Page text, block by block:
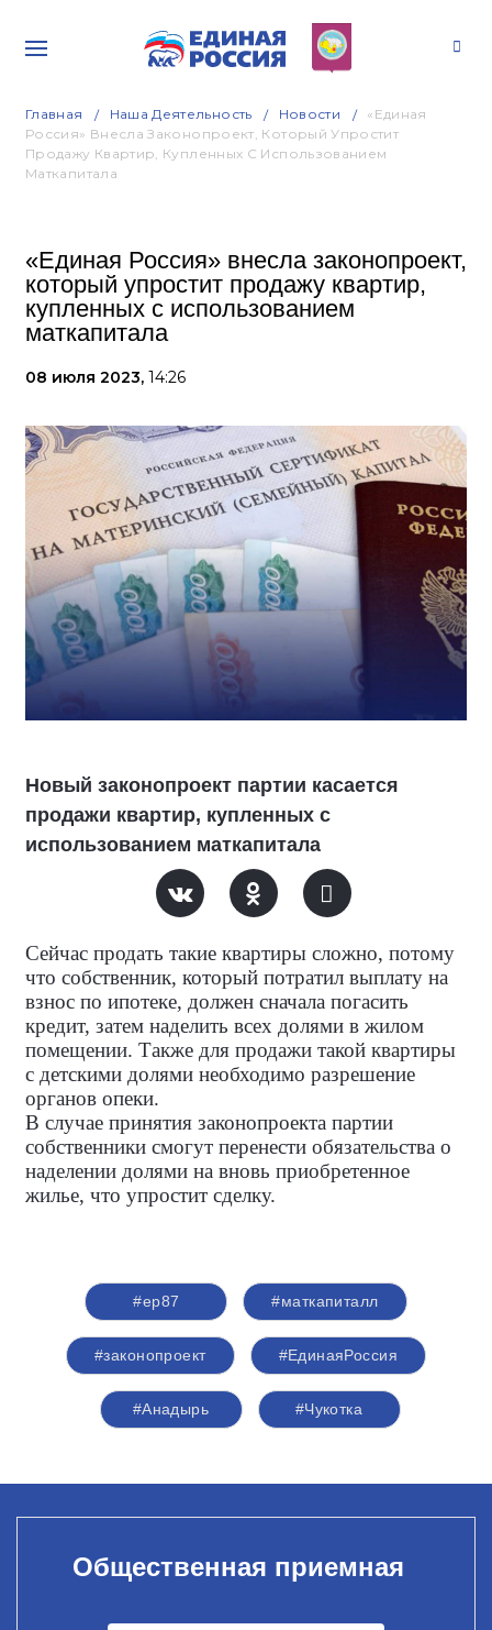
Главная Наша Деятельность Новости
«Единая
Россия» Внесла Законопроект, Который Упростит
Продажу Квартир, Купленных С Использованием
Маткапитала
«Единая Россия» внесла законопроект,
который упростит продажу квартир,
купленных с использованием
маткапитала
08 июля 2023, 14:26
Новый законопроект партии касается
продажи квартир, купленных с
использованием маткапитала
Сейчас продать такие квартиры сложно, потому
что собственник, который потратил выплату на
взнос по ипотеке, должен сначала погасить
кредит, затем наделить всех долями в жилом
помещении. Также для продажи такой квартиры
с детскими долями необходимо разрешение
органов опеки.
В случае принятия законопроекта партии
собственники смогут перенести обязательства о
наделении долями на вновь приобретенное
жилье, что упростит сделку.
#ер87 #маткапиталл
#законопроект #ЕдинаяРоссия
#Анадырь #Чукотка
Общественная приемная